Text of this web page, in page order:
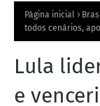
Página inicial
todos cenários,
Lula
e